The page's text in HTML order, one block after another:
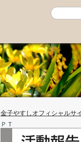
金子やすしオフィシャルサ
ＰＴ